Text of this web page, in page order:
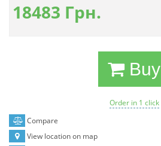
18483 Грн.
Buy
Order in 1 click
Compare
View location on map